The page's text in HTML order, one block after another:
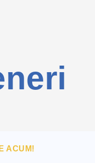
ACUM!